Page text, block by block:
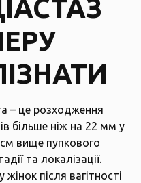
– це розходження
більше ніж на 22 мм у
вище пупкового
та локалізації.
після вагітності